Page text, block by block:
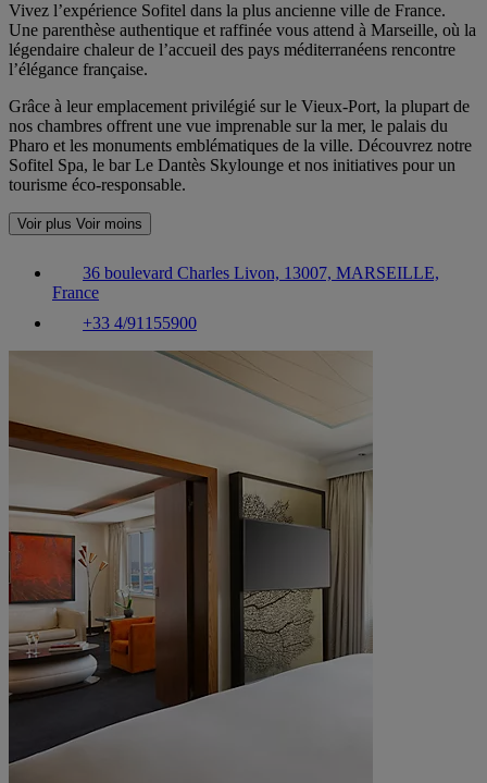
Vivez l’expérience Sofitel dans la plus ancienne ville de France.
Une parenthèse authentique et raffinée vous attend à Marseille, où la
légendaire chaleur de l’accueil des pays méditerranéens rencontre
l’élégance française.
Grâce à leur emplacement privilégié sur le Vieux-Port, la plupart de
nos chambres offrent une vue imprenable sur la mer, le palais du
Pharo et les monuments emblématiques de la ville. Découvrez notre
Sofitel Spa, le bar Le Dantès Skylounge et nos initiatives pour un
tourisme éco-responsable.
Voir plus Voir moins
36 boulevard Charles Livon, 13007, MARSEILLE,
France
+33 4/91155900